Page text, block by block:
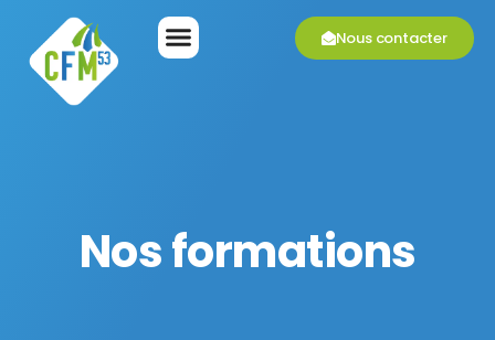
Nous contacter
Nos formations